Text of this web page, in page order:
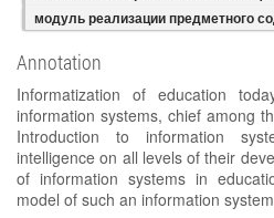
модуль реализации предметного
Annotation
Informatization of education
information systems, chief among
Introduction to information
intelligence on all levels of their
of information systems in
model of such an information